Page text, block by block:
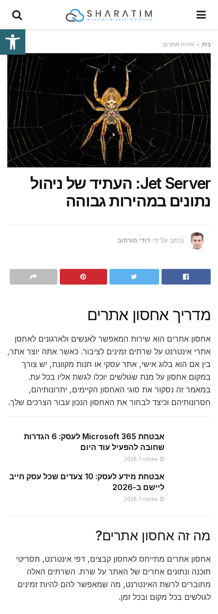
פתח
בית אירוח אתרים
Jet Server: העתיד של ניהול
נתונים במהירות גבוהה
נכתב על ידי דודי מורתוב
מדריך אחסון אתרים
אחסון אתרים הוא שירות המאפשר לאנשים ולארגונים לאחסן
אתרי אינטרנט על שרתים זמינים לציבור. כאשר אתה יוצר אתר,
בין אם הוא בלוג אישי, אתר עסקי או חנות מקוונת, יש צורך
במקום אחסון על מנת שגולשים יוכלו לגשת אליו בכל עת.
במאמר זה נסקור את סוגי האחסון הקיימים, יתרונותיהם,
חסרונותיהם וכיצד לבחור את האחסון הנכון עבור הצרכים שלך.
אבטחת Microsoft 365 לעסק: 6 הגדרות
שחובה להפעיל עוד היום
אוגוסט 1, 2026
אבטחת מידע לעסק: 10 צעדים שכל עסק חייב
ליישם ב-2026
אוגוסט 1, 2026
מה זה אחסון אתרים?
אחסון אתרים מתייחס לאחסון קבצים, דפי אינטרנט, תסריטי
תוכנה ונתונים אחרים של האתר על שרת. השרתים האלה
מחוברים לרשת האינטרנט, מה שמאפשר להם להיות זמינים
לגולשים בכל מקום ובכל זמן.